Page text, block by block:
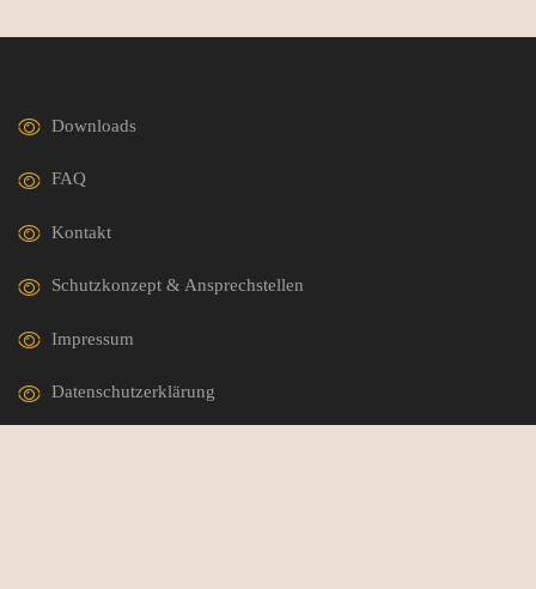
Downloads
FAQ
Kontakt
Schutzkonzept & Ansprechstellen
Impressum
Datenschutzerklärung